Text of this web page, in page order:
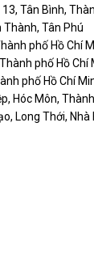
Tân Bình,
Thành, Tân Phú
phố Hồ Chí
phố Hồ Chí
phố Hồ Chí
Hóc Môn,
Long Thới, Nhà